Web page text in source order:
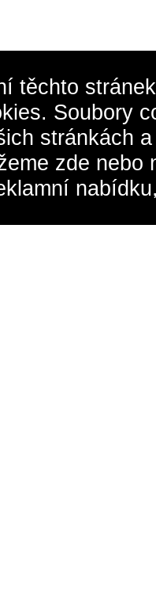
těchto
Soubory
stránkách
zde